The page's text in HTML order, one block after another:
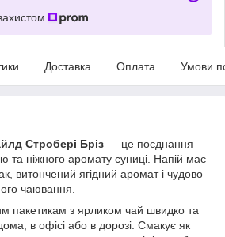
Доставка Оплата Умови
Стробері Бріз — це поєднання
та ніжного аромату суниці. Напій має
витончений ягідний аромат і чудово
чаювання.
пакетикам з ярликом чай швидко та
в офісі або в дорозі. Смакує як